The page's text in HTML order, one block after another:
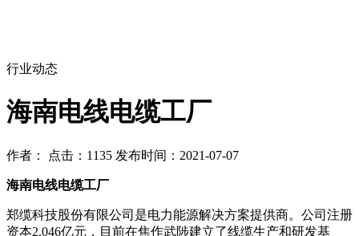
行业动态
海南电线电缆工厂
作者： 点击：1135 发布时间：2021-07-07
海南电线电缆工厂
郑缆科技股份有限公司是电力能源解决方案提供商。公司注册
资本2.046亿元，目前在焦作武陟建立了线缆生产和研发基